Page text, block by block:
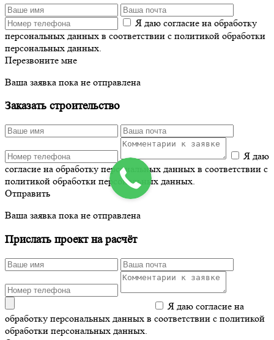
Я даю согласие на обработку
персональных данных в соответствии с политикой обработки
персональных данных.
Перезвоните мне
Ваша заявка пока не отправлена
Заказать строительство
Я даю
согласие на обработку персональных данных в соответствии с
политикой обработки персональных данных.
Отправить
Ваша заявка пока не отправлена
Прислать проект на расчёт
Я даю согласие на
обработку персональных данных в соответствии с политикой
обработки персональных данных.